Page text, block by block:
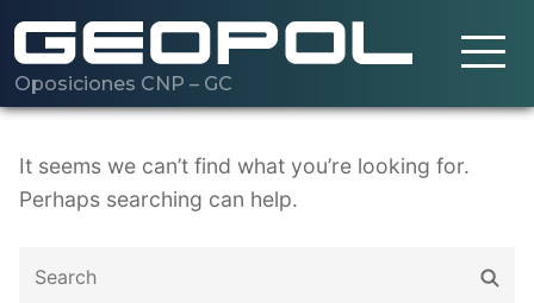
Saltar al contenido principal
Oposiciones CNP – GC
Cargando…